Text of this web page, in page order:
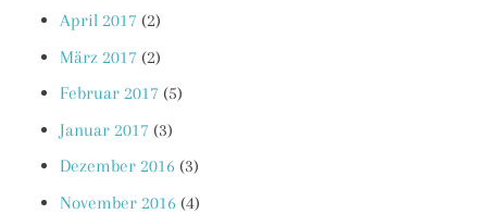
April 2017 (2)
März 2017 (2)
Februar 2017 (5)
Januar 2017 (3)
Dezember 2016 (3)
November 2016 (4)